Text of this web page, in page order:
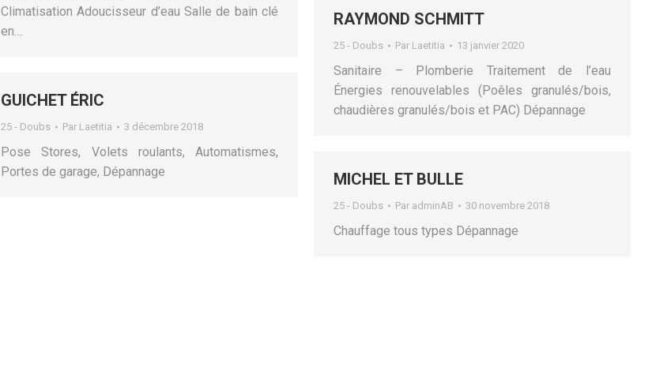
Climatisation Adoucisseur d’eau Salle de bain clé
en…
RAYMOND SCHMITT
25 - Doubs Par Laetitia 13 janvier 2020
Sanitaire – Plomberie Traitement de l’eau
Énergies renouvelables (Poêles granulés/bois,
chaudières granulés/bois et PAC) Dépannage
GUICHET ÉRIC
25 - Doubs Par Laetitia 3 décembre 2018
Pose Stores, Volets roulants, Automatismes,
Portes de garage, Dépannage
MICHEL ET BULLE
25 - Doubs Par adminAB 30 novembre 2018
Chauffage tous types Dépannage